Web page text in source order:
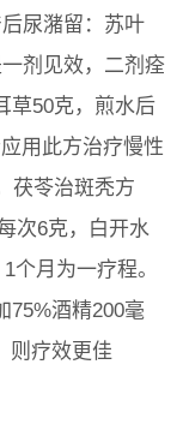
尿潴留：苏叶
剂见效，二剂痊
草50克，煎水后
用此方治疗慢性
茯苓治斑秃方
次6克，白开水
个月为一疗程。
75%酒精200毫
则疗效更佳